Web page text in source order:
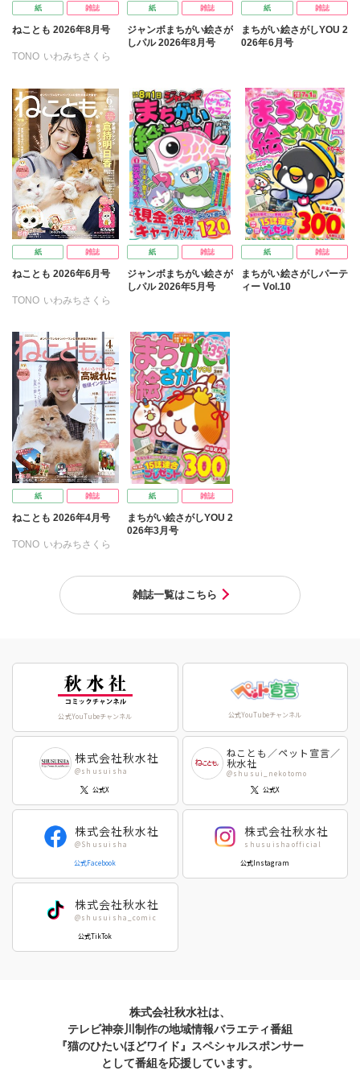
紙 雑誌
ねことも 2026年8月号
TONO いわみちさくら
おおさと理央 きょめを
たぁぽん ただまさひろ
なかやまさち
なつき千穂
はなやぎぶんぶん
へうがけん
まつうらゆうこ めで鯛
ラクトいちご 鮎
永井くろ 九条友淀
熊沢楓 桑田乃梨子
佐々木史 若尾はるか
勝川ユミ 新子友子
竹本泉
渡辺ゆづる
猫原ねんず 猫葉りて
美月李予 福島正則
木月けいこ 浪花愛
ねむまろみ 葉月秋子
髙松瞳
紙 雑誌
ジャンボまちがい絵さが
しパル 2026年8月号
紙 雑誌
まちがい絵さがしYOU 2
026年6月号
紙 雑誌
ねことも 2026年6月号
TONO いわみちさくら
おおさと理央 きょめを
たぁぽん ただまさひろ
なかやまさち
なつき千穂 へうがけん
まつうらゆうこ
めで鯛
ラクトいちご 鮎
永井くろ 九条友淀
熊沢楓 桑田乃梨子
佐々木史 若尾はるか
勝川ユミ 新子友子
水田ムゲン 杉作
曽根麻矢 竹本泉
美月李予
ねむまろみ
紙 雑誌
ジャンボまちがい絵さが
しパル 2026年5月号
紙 雑誌
まちがい絵さがしパーテ
ィー Vol.10
紙 雑誌
ねことも 2026年4月号
TONO いわみちさくら
おおさと理央
ただまさひろ
ラクトいちご 鮎
九条友淀
桑田乃梨子
佐々木史 若尾はるか
勝川ユミ 新子友子
水田ムゲン 杉作
竹本泉
渡辺ゆづる 猫原ねんず
福島正則 木月けいこ
佐々木慶子
ねむまろみ 高城れに
紙 雑誌
まちがい絵さがしYOU 2
026年3月号
雑誌一覧はこちら
公式YouTubeチャンネル 公式YouTubeチャンネル
株式会社秋水社
@shusuisha
公式X
ねことも／ペット宣言／
秋水社
@shusui_nekotomo
公式X
株式会社秋水社
@Shusuisha
公式Facebook
株式会社秋水社
shusuishaofficial
公式Instagram
株式会社秋水社
@shusuisha_comic
公式TikTok
株式会社秋水社は、
テレビ神奈川制作の地域情報バラエティ番組
『猫のひたいほどワイド』スペシャルスポンサー
として番組を応援しています。